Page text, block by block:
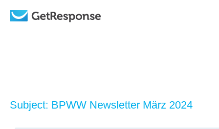
Subject: BPWW Newsletter März 2024